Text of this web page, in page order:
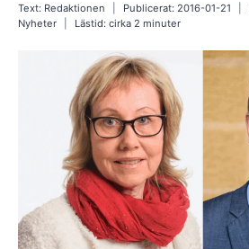
Text: Redaktionen Publicerat: 2016-01-21
Nyheter
Lästid: cirka 2 minuter